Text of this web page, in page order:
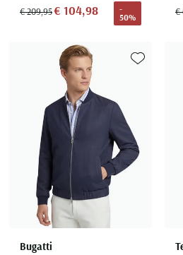
€ 209,95€ 104,98
-
50%
€
Bugatti